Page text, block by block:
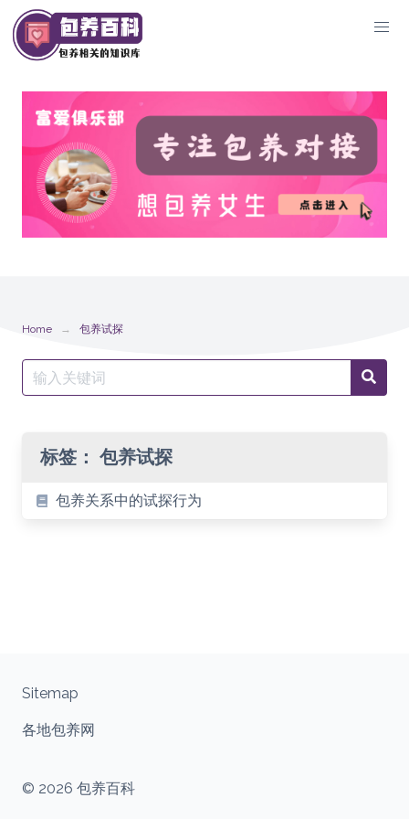
Skip
to
content
Home 包养试探
Search
for:
标签： 包养试探
包养关系中的试探行为
© 2026 包养百科
Sitemap
各地包养网